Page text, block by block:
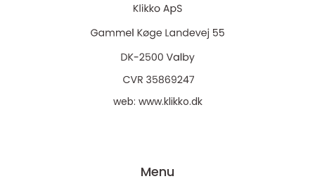
web: www.klikko.dk
Menu